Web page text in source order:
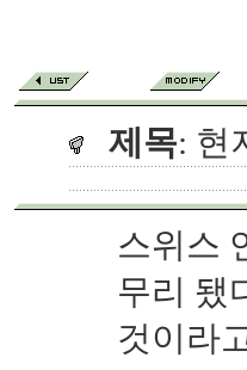
제목: 현
스위스
무리 됐
것이라